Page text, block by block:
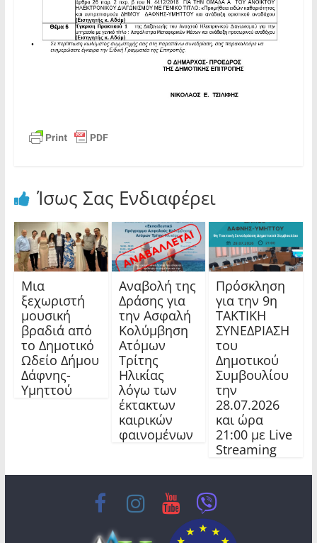
Ίσως Σας Ενδιαφέρει
Μια
ξεχωριστή
μουσική
βραδιά από
το Δημοτικό
Ωδείο Δήμου
Δάφνης-
Υμηττού
Αναβολή της
Δράσης για
την Ασφαλή
Κολύμβηση
Ατόμων
Τρίτης
Ηλικίας
λόγω των
έκτακτων
καιρικών
φαινομένων
Πρόσκληση
για την 9η
ΤΑΚΤΙΚΗ
ΣΥΝΕΔΡΙΑΣΗ
του
Δημοτικού
Συμβουλίου
την
28.07.2026
και ώρα
21:00 με Live
Streaming